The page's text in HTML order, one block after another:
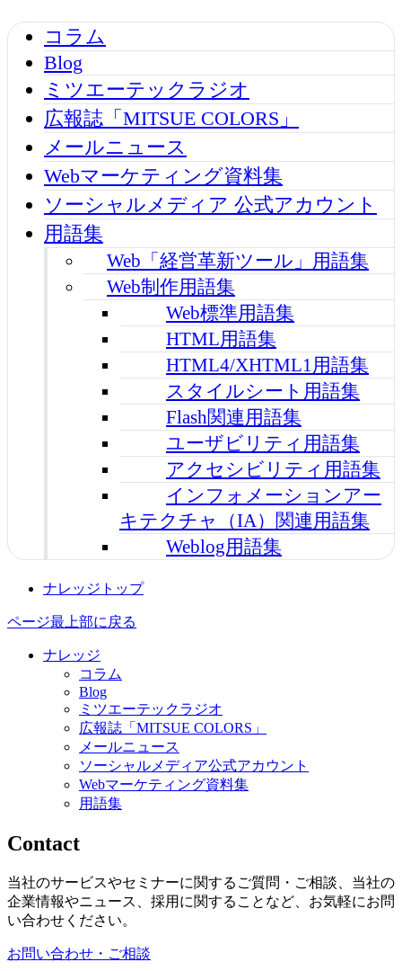
コラム
Blog
ミツエーテックラジオ
広報誌「MITSUE COLORS」
メールニュース
Webマーケティング資料集
ソーシャルメディア 公式アカウント
用語集
Web「経営革新ツール」用語集
Web制作用語集
Web標準用語集
HTML用語集
HTML4/XHTML1用語集
スタイルシート用語集
Flash関連用語集
ユーザビリティ用語集
アクセシビリティ用語集
インフォメーションアー
キテクチャ（IA）関連用語集
Weblog用語集
ナレッジトップ
ページ最上部に戻る
ナレッジ
コラム
Blog
ミツエーテックラジオ
広報誌「MITSUE COLORS」
メールニュース
ソーシャルメディア公式アカウント
Webマーケティング資料集
用語集
Contact
当社のサービスやセミナーに関するご質問・ご相談、当社の
企業情報やニュース、採用に関することなど、お気軽にお問
い合わせください。
お問い合わせ・ご相談